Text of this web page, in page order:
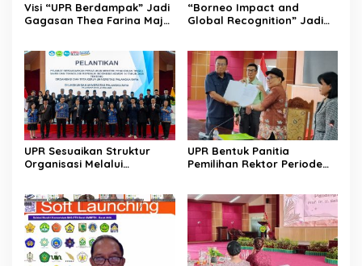
Visi “UPR Berdampak” Jadi
Gagasan Thea Farina Maju
“Borneo Impact and
Global Recognition” Jadi
UPR
UPR Sesuaikan Struktur
Organisasi Melalui
UPR Bentuk Panitia
Pemilihan Rektor Periode